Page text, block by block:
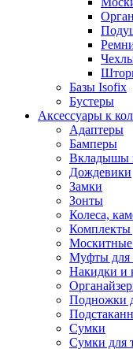
Базы Isofix
Бустеры
Аксессуары к
Адаптеры
Бамперы
Вкладышы
Дождевики
Замки
Зонты
Колеса,
Комплекты
Москитные
Муфты для
Накидки и
Подножки
Сумки
Сумки для